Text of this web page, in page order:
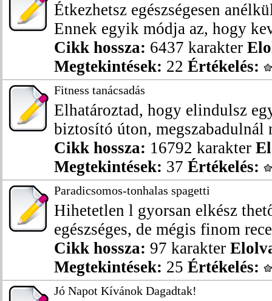
Étkezhetsz egészségesen
Ennek egyik módja az, hogy
Cikk hossza: 6437 karakter
Megtekintések: 22 Értékelés:
Fitness tanácsadás
Elhatároztad, hogy elindulsz
biztosító úton, megszabadulnál
Cikk hossza: 16792 karakter
Megtekintések: 37 Értékelés:
Paradicsomos-tonhalas spagetti
Hihetetlen l gyorsan elkész
egészséges, de mégis finom
Cikk hossza: 97 karakter
Megtekintések: 25 Értékelés:
Jó Napot Kívánok Dagadtak!